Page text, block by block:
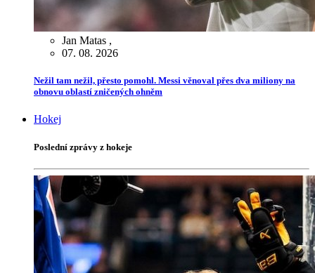
Jan Matas ,
07. 08. 2026
Nežil tam nežil, přesto pomohl. Messi věnoval přes dva miliony na
obnovu oblastí zničených ohněm
Hokej
Poslední zprávy z hokeje